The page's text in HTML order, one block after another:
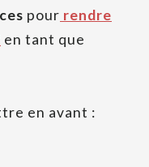
pour rendre
en tant que
en avant :